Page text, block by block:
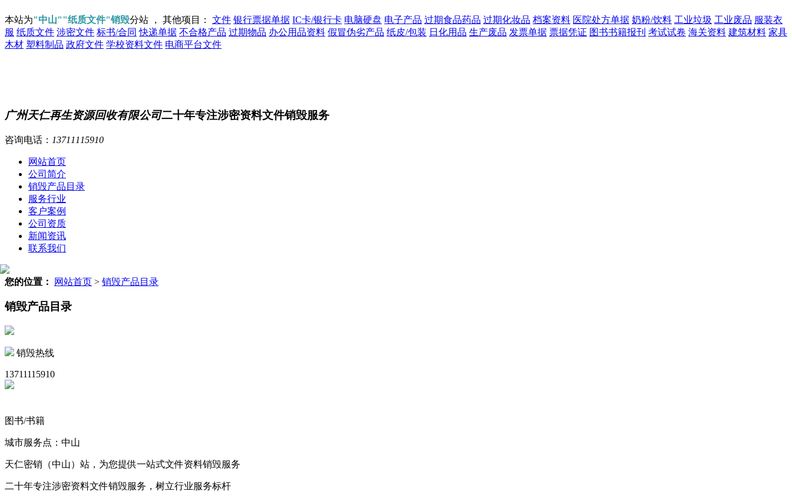
本站为"中山""纸质文件"销毁分站 ， 其他项目： 文件 银行票据单据 IC卡/银行卡 电脑硬盘 电子产品 过期食品药品 过期化妆品 档案资料 医院处方单据 奶粉/饮料 工业垃圾 工业废品 服装衣
服 纸质文件 涉密文件 标书/合同 快递单据 不合格产品 过期物品 办公用品资料 假冒伪劣产品 纸皮/包装 日化用品 生产废品 发票单据 票据凭证 图书书籍报刊 考试试卷 海关资料 建筑材料 家具
木材 塑料制品 政府文件 学校资料文件 电商平台文件
广州天仁再生资源回收有限公司二十年专注涉密资料文件销毁服务
咨询电话： 13711115910
网站首页
公司简介
销毁产品目录
服务行业
客户案例
公司资质
新闻资讯
联系我们
您的位置： 网站首页 > 销毁产品目录
销毁产品目录
销毁热线
13711115910
图书/书籍
城市服务点：中山
天仁密销（中山）站，为您提供一站式文件资料销毁服务
二十年专注涉密资料文件销毁服务，树立行业服务标杆